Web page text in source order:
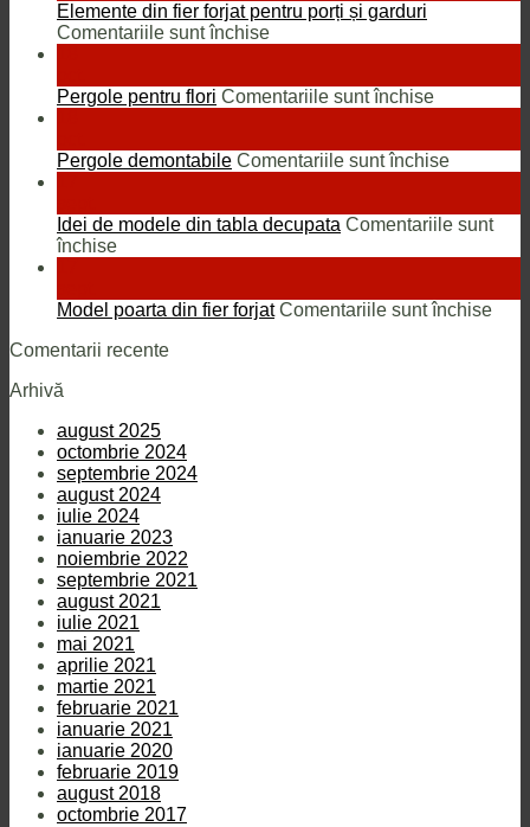
Elemente din fier forjat pentru porți și garduri
Comentariile sunt închisepentru
fier
porți
Pergole pentru flori Comentariile sunt închisepentru
flori
Pergole demontabile Comentariile sunt închisepentru
Idei de modele din tabla decupata Comentariile sunt
închisepentru
modele
tabla
Model poarta din fier forjat Comentariile sunt închise
Comentarii recente
Arhivă
august 2025
octombrie 2024
septembrie 2024
august 2024
iulie 2024
ianuarie 2023
noiembrie 2022
septembrie 2021
august 2021
iulie 2021
mai 2021
aprilie 2021
martie 2021
februarie 2021
ianuarie 2021
ianuarie 2020
februarie 2019
august 2018
octombrie 2017